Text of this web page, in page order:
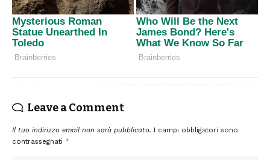
Leave a Comment
Il tuo indirizzo email non sarà pubblicato. I campi obbligatori sono
contrassegnati *